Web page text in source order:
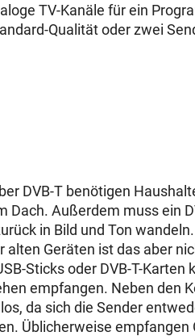
TV-Kanäle für ein
Qualität oder zwei
DVB-T benötigen
Außerdem muss ein
in Bild und Ton
alten Geräten ist das aber
Sticks oder DVB-T-Karten
empfangen. Neben den
da sich die Sender
Üblicherweise empfangen